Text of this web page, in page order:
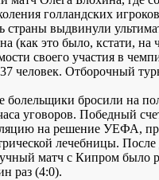
голландских
страны выдвинули
(как это было, кстати, на
своего участия в
человек. Отборочный
бросили на
уговоров. Победный
на решение УЕФА,
лечебницы.
матч с Кипром было
раз (4:0).